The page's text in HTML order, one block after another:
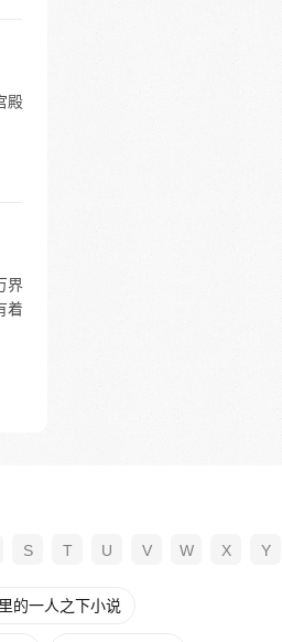
殿
界
着
S T U V W X Y
的一人之下小说